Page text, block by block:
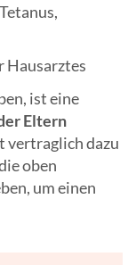
Hausarztes
ist eine
Eltern
vertraglich dazu
oben
um einen